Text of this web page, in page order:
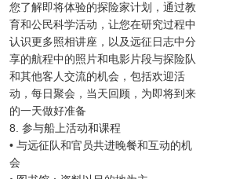
您了解即将体验的探险家计划，通过教
育和公民科学活动，让您在研究过程中
认识更多照相讲座，以及远征日志中分
享的航程中的照片和电影片段与探险队
和其他客人交流的机会，包括欢迎活
动，每日聚会，当天回顾，为即将到来
的一天做好准备
8. 参与船上活动和课程
• 与远征队和官员共进晚餐和互动的机
会